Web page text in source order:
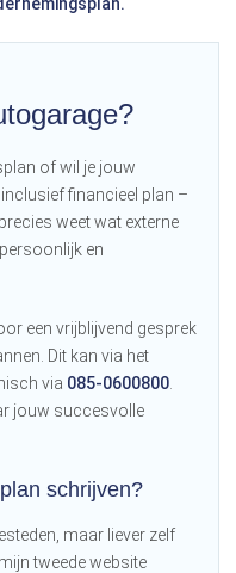
of wil je jouw
financieel plan –
weet wat externe
en
een vrijblijvend gesprek
Dit kan via het
via 085-0600800
jouw succesvolle
schrijven?
maar liever zelf
tweede website